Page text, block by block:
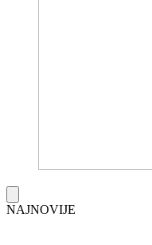
NAJNOVIJE